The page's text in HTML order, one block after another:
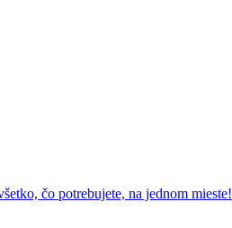
čo potrebujete, na jednom mieste!